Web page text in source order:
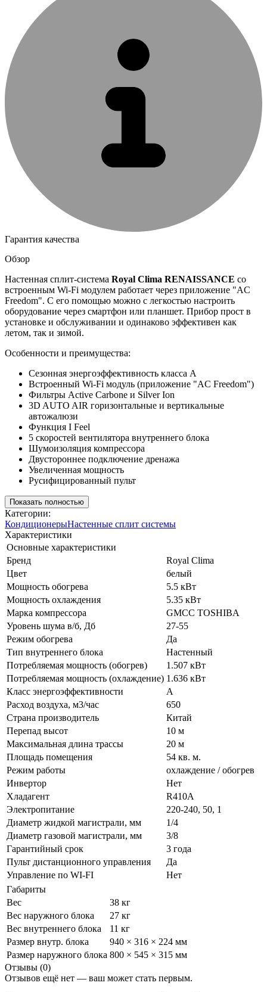
Гарантия качества
Обзор
Настенная сплит-система Royal Clima RENAISSANCE со
встроенным Wi-Fi модулем работает через приложение "AC
Freedom". С его помощью можно с легкостью настроить
оборудование через смартфон или планшет. Прибор прост в
установке и обслуживании и одинаково эффективен как
летом, так и зимой.
Особенности и преимущества:
Сезонная энергоэффективность класса А
Встроенный Wi-Fi модуль (приложение "AC Freedom")
Фильтры Active Carbone и Silver Ion
3D AUTO AIR горизонтальные и вертикальные
автожалюзи
Функция I Feel
5 скоростей вентилятора внутреннего блока
Шумоизоляция компрессора
Двустороннее подключение дренажа
Увеличенная мощность
Русифицированный пульт
Показать полностью
Категории:
КондиционерыНастенные сплит системы
Характеристики
Основные характеристики
Бренд
Royal Clima
Цвет
белый
Мощность обогрева
5.5 кВт
Мощность охлаждения
5.35 кВт
Марка компрессора
GMCC TOSHIBA
Уровень шума в/б, Дб
27-55
Режим обогрева
Да
Тип внутреннего блока
Настенный
Потребляемая мощность (обогрев)
1.507 кВт
Потребляемая мощность (охлаждение) 1.636 кВт
Класс энергоэффективности
A
Расход воздуха, м3/час
650
Страна производитель
Китай
Перепад высот
10 м
Максимальная длина трассы
20 м
Площадь помещения
54 кв. м.
Режим работы
охлаждение / обогрев
Инвертор
Нет
Хладагент
R410A
Электропитание
220-240, 50, 1
Диаметр жидкой магистрали, мм
1/4
Диаметр газовой магистрали, мм
3/8
Гарантийный срок
3 года
Пульт дистанционного управления
Да
Управление по WI-FI
Нет
Габариты
Вес
38 кг
Вес наружного блока
27 кг
Вес внутреннего блока
11 кг
Размер внутр. блока
940 × 316 × 224 мм
Размер наружного блока 800 × 545 × 315 мм
Отзывы (0)
Отзывов ещё нет — ваш может стать первым.